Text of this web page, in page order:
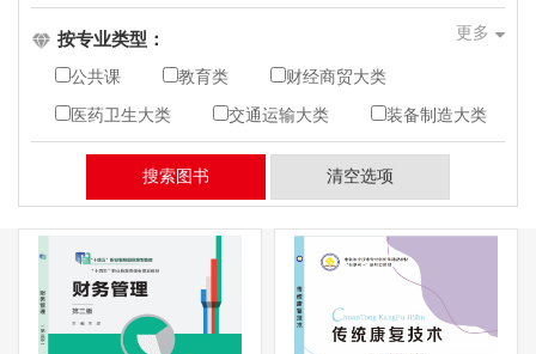
按专业类型： 更多
公共课 教育类 财经商贸大类
医药卫生大类 交通运输大类 装备制造大类
电子与信息大类 艺术设计类 土木建筑大类